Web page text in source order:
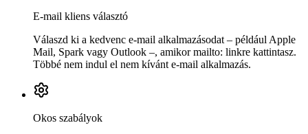
E-mail kliens választó
Válaszd ki a kedvenc e-mail alkalmazásodat – például Apple
Mail, Spark vagy Outlook –, amikor mailto: linkre kattintasz.
Többé nem indul el nem kívánt e-mail alkalmazás.
Okos szabályok